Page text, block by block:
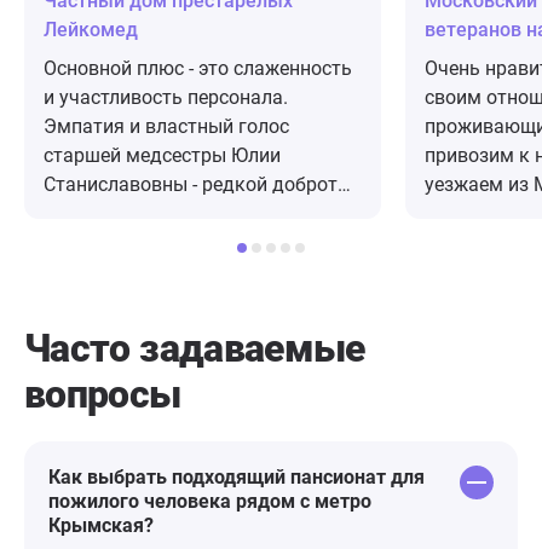
Лейкомед
Основной плюс - это слаженность
и участливость персонала.
Эмпатия и властный голос
старшей медсестры Юлии
Станиславовны - редкой доброты
красавицы. Улыбчивые сиделки,
администратор Екатерина. Очень
приятное расположение почти в
центре Москвы в одном из
корпусов действующего
здание, отсутствие современного
ремонта (для москвы) и
кондиционеров. Присутствует
ветеранов
Очень
своим
привозим к
уезжаем из
после
лучше!
Часто задаваемые
вопросы
Как выбрать подходящий пансионат для
пожилого человека рядом с метро
Крымская?